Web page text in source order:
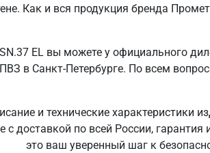
Как и вся продукция бренда
EL вы можете у официального
в Санкт-Петербурге. По всем
и технические характеристики
доставкой по всей России,
это ваш уверенный шаг к